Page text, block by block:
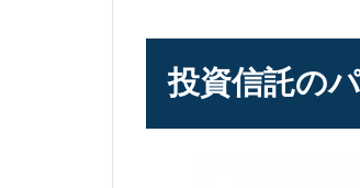
投資信託の